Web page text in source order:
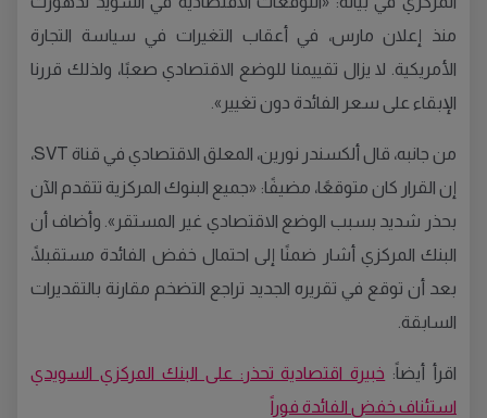
منذ إعلان مارس، في أعقاب التغيرات في سياسة التجارة
الأمريكية. لا يزال تقييمنا للوضع الاقتصادي صعبًا، ولذلك قررنا
الإبقاء على سعر الفائدة دون تغيير».
من جانبه، قال ألكسندر نورين، المعلق الاقتصادي في قناة SVT،
إن القرار كان متوقعًا، مضيفًا: «جميع البنوك المركزية تتقدم الآن
بحذر شديد بسبب الوضع الاقتصادي غير المستقر». وأضاف أن
البنك المركزي أشار ضمنًا إلى احتمال خفض الفائدة مستقبلًا،
بعد أن توقع في تقريره الجديد تراجع التضخم مقارنة بالتقديرات
السابقة.
اقرأ أيضاً: خبيرة اقتصادية تحذر: على البنك المركزي السويدي
استئناف خفض الفائدة فوراً